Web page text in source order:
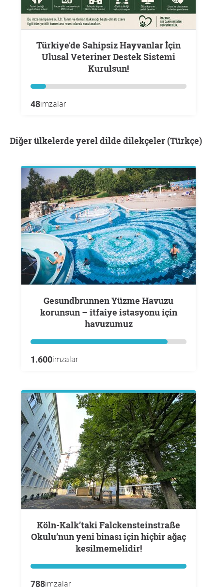
Türkiye'de Sahipsiz Hayvanlar İçin
Ulusal Veteriner Destek Sistemi
Kurulsun!
48imzalar
Diğer ülkelerde yerel dilde dilekçeler (Türkçe)
Gesundbrunnen Yüzme Havuzu
korunsun – itfaiye istasyonu için
havuzumuz
1.600imzalar
Köln-Kalk’taki Falckensteinstraße
Okulu’nun yeni binası için hiçbir ağaç
kesilmemelidir!
788imzalar